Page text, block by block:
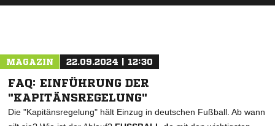
MAGAZIN 22.09.2024 | 12:30
FAQ: EINFÜHRUNG DER
"KAPITÄNSREGELUNG"
Die "Kapitänsregelung" hält Einzug in deutschen Fußball. Ab wann